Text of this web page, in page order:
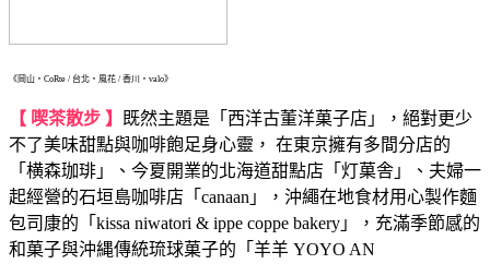
《岡山・CoRte / 台北・風花 / 香川・valo》
【 喫茶散步 】
既然主題是「西洋古董洋菓子店」，絕對更少
不了美味甜點與咖啡飽足身心靈， 在東京擁有多間分店的
「横森珈琲」、今夏開業的北海道甜點店「灯菓舎」、夫婦一
起經營的石垣島咖啡店「canaan」，沖繩在地食材用心製作麵
包司康的「kissa niwatori & ippe coppe bakery」，充滿季節感的
和菓子與沖縄傳統琉球菓子的「羊羊 YOYO AN